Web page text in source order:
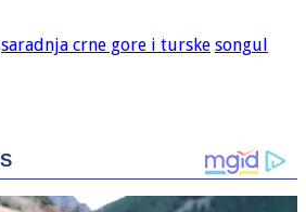
saradnja crne gore i turske songul